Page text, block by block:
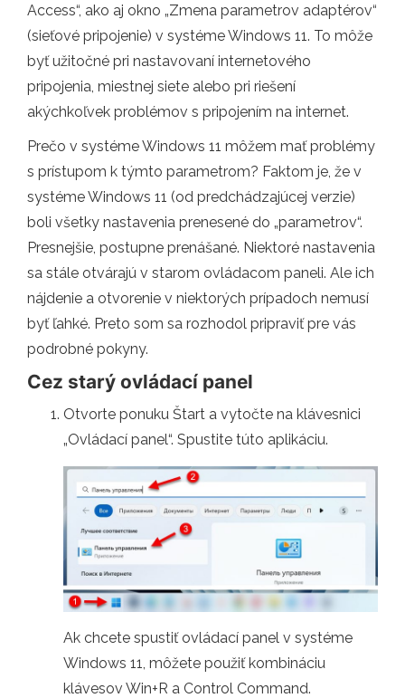
Access“, ako aj okno „Zmena parametrov adaptérov“
(sieťové pripojenie) v systéme Windows 11. To môže
byť užitočné pri nastavovaní internetového
pripojenia, miestnej siete alebo pri riešení
akýchkoľvek problémov s pripojením na internet.
Prečo v systéme Windows 11 môžem mať problémy
s prístupom k týmto parametrom? Faktom je, že v
systéme Windows 11 (od predchádzajúcej verzie)
boli všetky nastavenia prenesené do „parametrov“.
Presnejšie, postupne prenášané. Niektoré nastavenia
sa stále otvárajú v starom ovládacom paneli. Ale ich
nájdenie a otvorenie v niektorých prípadoch nemusí
byť ľahké. Preto som sa rozhodol pripraviť pre vás
podrobné pokyny.
Cez starý ovládací panel
Otvorte ponuku Štart a vytočte na klávesnici
„Ovládací panel“. Spustite túto aplikáciu.
Ak chcete spustiť ovládací panel v systéme
Windows 11, môžete použiť kombináciu
klávesov Win+R a Control Command.